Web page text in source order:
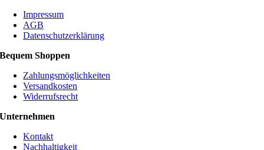
Impressum
AGB
Datenschutzerklärung
Bequem Shoppen
Zahlungsmöglichkeiten
Versandkosten
Widerrufsrecht
Unternehmen
Kontakt
Nachhaltigkeit